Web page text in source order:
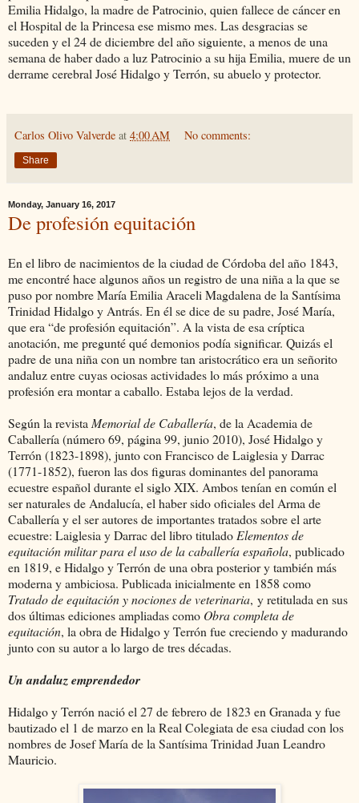
Emilia Hidalgo, la madre de Patrocinio, quien fallece de cáncer en
el Hospital de la Princesa ese mismo mes. Las desgracias se
suceden y el 24 de diciembre del año siguiente, a menos de una
semana de haber dado a luz Patrocinio a su hija Emilia, muere de un
derrame cerebral José Hidalgo y Terrón, su abuelo y protector.
Carlos Olivo Valverde at 4:00 AM No comments:
Share
Monday, January 16, 2017
De profesión equitación
En el libro de nacimientos de la ciudad de Córdoba del año 1843,
me encontré hace algunos años un registro de una niña a la que se
puso por nombre María Emilia Araceli Magdalena de la Santísima
Trinidad Hidalgo y Antrás. En él se dice de su padre, José María,
que era “de profesión equitación”. A la vista de esa críptica
anotación, me pregunté qué demonios podía significar. Quizás el
padre de una niña con un nombre tan aristocrático era un señorito
andaluz entre cuyas ociosas actividades lo más próximo a una
profesión era montar a caballo. Estaba lejos de la verdad.
Según la revista Memorial de Caballería, de la Academia de
Caballería (número 69, página 99, junio 2010), José Hidalgo y
Terrón (1823-1898), junto con Francisco de Laiglesia y Darrac
(1771-1852), fueron las dos figuras dominantes del panorama
ecuestre español durante el siglo XIX. Ambos tenían en común el
ser naturales de Andalucía, el haber sido oficiales del Arma de
Caballería y el ser autores de importantes tratados sobre el arte
ecuestre: Laiglesia y Darrac del libro titulado Elementos de
equitación militar para el uso de la caballería española, publicado
en 1819, e Hidalgo y Terrón de una obra posterior y también más
moderna y ambiciosa. Publicada inicialmente en 1858 como
Tratado de equitación y nociones de veterinaria, y retitulada en sus
dos últimas ediciones ampliadas como Obra completa de
equitación, la obra de Hidalgo y Terrón fue creciendo y madurando
junto con su autor a lo largo de tres décadas.
Un andaluz emprendedor
Hidalgo y Terrón nació el 27 de febrero de 1823 en Granada y fue
bautizado el 1 de marzo en la Real Colegiata de esa ciudad con los
nombres de Josef María de la Santísima Trinidad Juan Leandro
Mauricio.